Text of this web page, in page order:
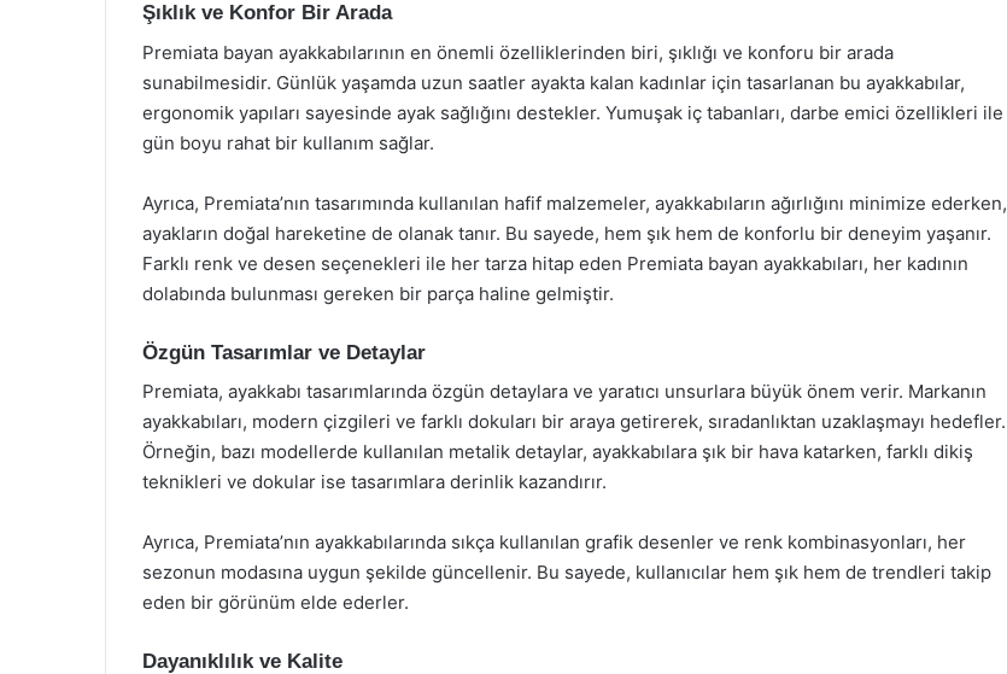
Şıklık ve Konfor Bir Arada
Premiata bayan ayakkabılarının en önemli özelliklerinden biri, şıklığı ve konforu bir arada
sunabilmesidir. Günlük yaşamda uzun saatler ayakta kalan kadınlar için tasarlanan bu ayakkabılar,
ergonomik yapıları sayesinde ayak sağlığını destekler. Yumuşak iç tabanları, darbe emici özellikleri ile
gün boyu rahat bir kullanım sağlar.
Ayrıca, Premiata’nın tasarımında kullanılan hafif malzemeler, ayakkabıların ağırlığını minimize ederken,
ayakların doğal hareketine de olanak tanır. Bu sayede, hem şık hem de konforlu bir deneyim yaşanır.
Farklı renk ve desen seçenekleri ile her tarza hitap eden Premiata bayan ayakkabıları, her kadının
dolabında bulunması gereken bir parça haline gelmiştir.
Özgün Tasarımlar ve Detaylar
Premiata, ayakkabı tasarımlarında özgün detaylara ve yaratıcı unsurlara büyük önem verir. Markanın
ayakkabıları, modern çizgileri ve farklı dokuları bir araya getirerek, sıradanlıktan uzaklaşmayı hedefler.
Örneğin, bazı modellerde kullanılan metalik detaylar, ayakkabılara şık bir hava katarken, farklı dikiş
teknikleri ve dokular ise tasarımlara derinlik kazandırır.
Ayrıca, Premiata’nın ayakkabılarında sıkça kullanılan grafik desenler ve renk kombinasyonları, her
sezonun modasına uygun şekilde güncellenir. Bu sayede, kullanıcılar hem şık hem de trendleri takip
eden bir görünüm elde ederler.
Dayanıklılık ve Kalite